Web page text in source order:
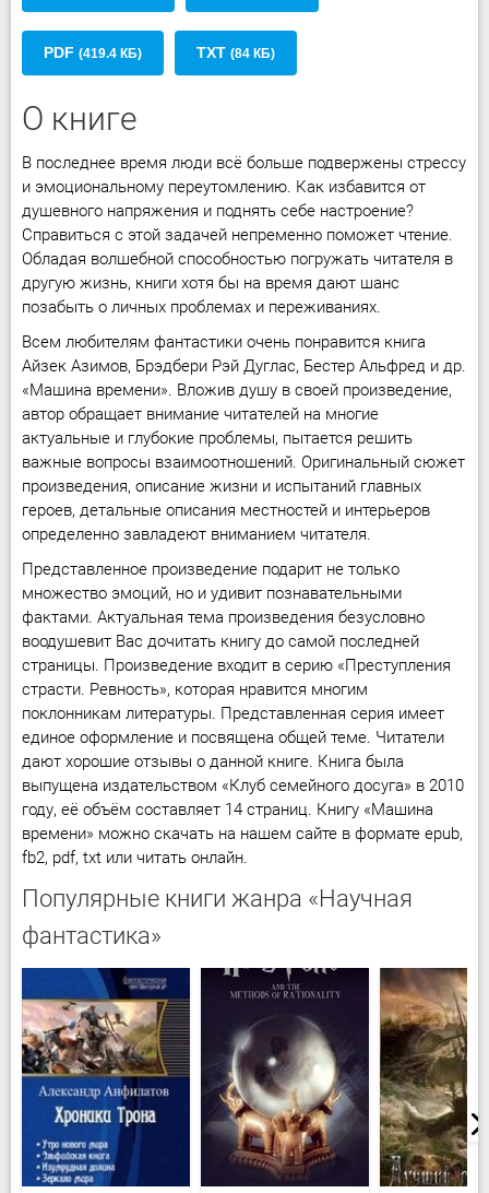
PDF (419.4 КБ) TXT (84 КБ)
О книге
В последнее время люди всё больше подвержены стрессу
и эмоциональному переутомлению. Как избавится от
душевного напряжения и поднять себе настроение?
Справиться с этой задачей непременно поможет чтение.
Обладая волшебной способностью погружать читателя в
другую жизнь, книги хотя бы на время дают шанс
позабыть о личных проблемах и переживаниях.
Всем любителям фантастики очень понравится книга
Айзек Азимов, Брэдбери Рэй Дуглас, Бестер Альфред и др.
«Машина времени». Вложив душу в своей произведение,
автор обращает внимание читателей на многие
актуальные и глубокие проблемы, пытается решить
важные вопросы взаимоотношений. Оригинальный сюжет
произведения, описание жизни и испытаний главных
героев, детальные описания местностей и интерьеров
определенно завладеют вниманием читателя.
Представленное произведение подарит не только
множество эмоций, но и удивит познавательными
фактами. Актуальная тема произведения безусловно
воодушевит Вас дочитать книгу до самой последней
страницы. Произведение входит в серию «Преступления
страсти. Ревность», которая нравится многим
поклонникам литературы. Представленная серия имеет
единое оформление и посвящена общей теме. Читатели
дают хорошие отзывы о данной книге. Книга была
выпущена издательством «Клуб семейного досуга» в 2010
году, её объём составляет 14 страниц. Книгу «Машина
времени» можно скачать на нашем сайте в формате epub,
fb2, pdf, txt или читать онлайн.
Популярные книги жанра «Научная
фантастика»